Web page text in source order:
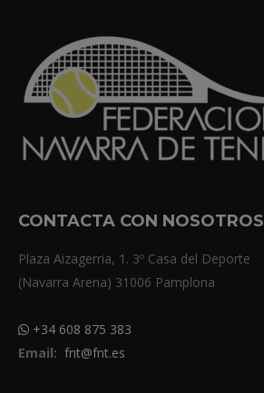
CONTACTA CON NOSOTROS
Plaza Aizagerria, 1. 3º Casa del Deporte
(Navarra Arena) 31006 Pamplona
+34 608 875 383
Email: fnt@fnt.es